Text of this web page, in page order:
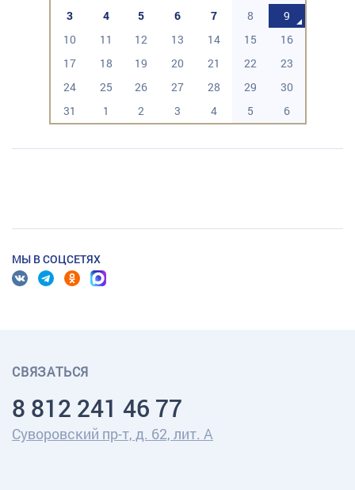
3
4 5 6 7 8
9
10
11 12 13 14 15
16
17
18 19 20 21 22
23
24
25 26 27 28 29
30
31
1 2 3 4 5 6
МЫ В СОЦСЕТЯХ
СВЯЗАТЬСЯ
8 812 241 46 77
Суворовский пр-т, д. 62, лит. А